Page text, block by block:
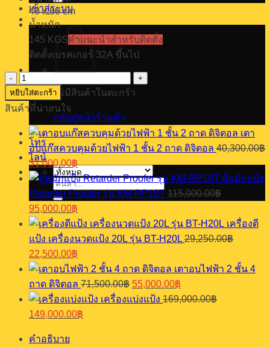
เข้าสู่ระบบ
ไม่มีสินค้าในตะกร้า
กลับสู่หน้าร้านค้า
โทร
ไลน์
ค้นหา:
40 x 60 cm
น้ำหนัก
145 KGSคำแนะนำสำหรับติดตั้ง
ติดตั้งเบรคเกอร์ 32A ขึ้นไป
จำนวน
เตา
อบ
ไฟฟ้า
2
ชั้น
4
ถาด
Digital
รุ่น
ES
ชิ้น
หยิบใส่ตะกร้า
สินค้าที่น่าสนใจ
เตา
อบแก๊สควบคุมด้วยไฟฟ้า 1 ชั้น 2 ถาด ดิจิตอล 40,300.00฿
Original
price
was:
40,300.00฿.
31,000.00฿
price
is:
31,000.00฿.
ตู้หมักแป้ง
Retarder Proofer รุ่น KM-RP10T 115,000.00฿
Original
price
was:
115,000.00฿.
95,000.00฿
price
is:
95,000.00฿.
เครื่องตี
แป้ง เครื่องนวดแป้ง 20L รุ่น BT-H20L 29,250.00฿
Original
price
was:
29,250.00฿.
22,500.00฿
price
is:
22,500.00฿.
เตาอบไฟฟ้า 2 ชั้น 4
ถาด ดิจิตอล 71,500.00฿ Original
price
was:
55,000.00฿
price
is:
เครื่องแบ่งแป้ง 169,000.00฿
Original
price
was:
149,000.00฿
price
คำอธิบาย